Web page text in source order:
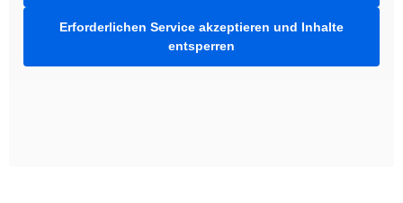
Erforderlichen Service akzeptieren und Inhalte
entsperren